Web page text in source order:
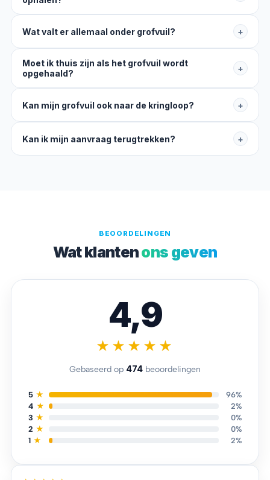
Wat valt er allemaal onder grofvuil? +
Moet ik thuis zijn als het grofvuil wordt
opgehaald?
+
Kan mijn grofvuil ook naar de kringloop? +
Kan ik mijn aanvraag terugtrekken? +
BEOORDELINGEN
Wat klantenons geven
4,9
★★★★★
Gebaseerd op 474 beoordelingen
5 ★
96%
4 ★
2%
3 ★
0%
2 ★
0%
1 ★ 2%